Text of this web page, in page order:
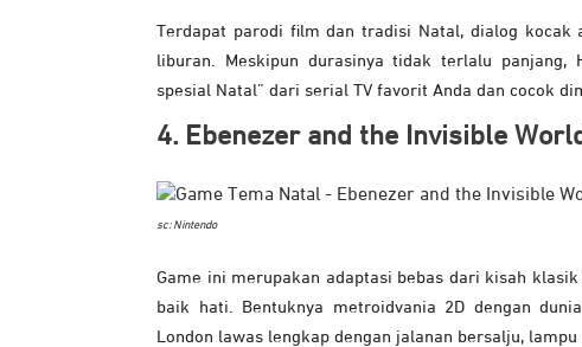
Terdapat parodi film dan tradisi Natal, dialog
liburan. Meskipun durasinya tidak terlalu panjang,
spesial Natal” dari serial TV favorit Anda dan cocok
4. Ebenezer and the Invisible
sc: Nintendo
Game ini merupakan adaptasi bebas dari kisah
baik hati. Bentuknya metroidvania 2D dengan
London lawas lengkap dengan jalanan bersalju,